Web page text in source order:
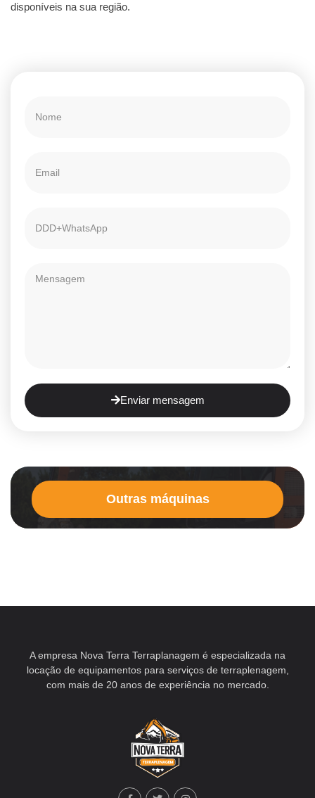
disponíveis na sua região.
Enviar mensagem
Outras máquinas
A empresa Nova Terra Terraplanagem é especializada na
locação de equipamentos para serviços de terraplenagem,
com mais de 20 anos de experiência no mercado.